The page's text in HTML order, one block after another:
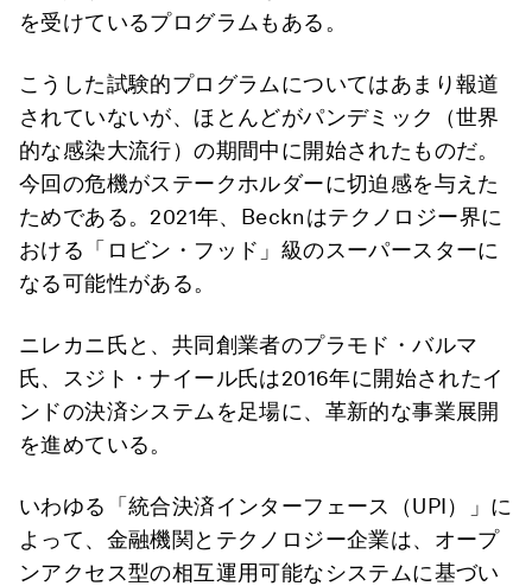
を受けているプログラムもある。
こうした試験的プログラムについてはあまり報道
されていないが、ほとんどがパンデミック（世界
的な感染大流行）の期間中に開始されたものだ。
今回の危機がステークホルダーに切迫感を与えた
ためである。2021年、Becknはテクノロジー界に
おける「ロビン・フッド」級のスーパースターに
なる可能性がある。
ニレカニ氏と、共同創業者のプラモド・バルマ
氏、スジト・ナイール氏は2016年に開始されたイ
ンドの決済システムを足場に、革新的な事業展開
を進めている。
いわゆる「統合決済インターフェース（UPI）」に
よって、金融機関とテクノロジー企業は、オープ
ンアクセス型の相互運用可能なシステムに基づい